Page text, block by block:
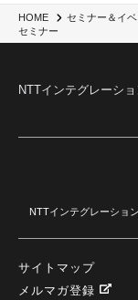
HOME セミナー＆イベ
セミナー
NTTインテグレーシ
NTTインテグレーショ
サイトマップ
メルマガ登録